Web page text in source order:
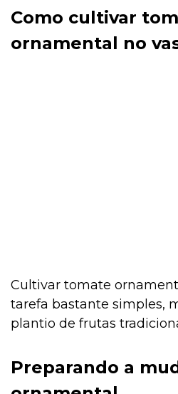
Como cultivar
ornamental no
Cultivar tomate
tarefa bastante simples,
plantio de frutas
Preparando a